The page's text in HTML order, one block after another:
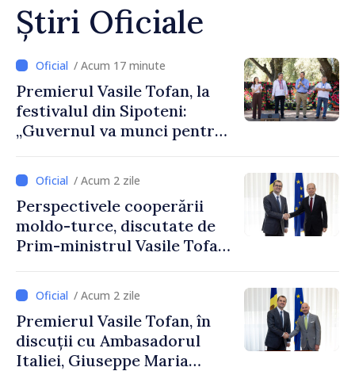
Știri Oficiale
/ Acum 17 minute
Premierul Vasile Tofan, la
festivalul din Sipoteni:
„Guvernul va munci pentru
comunitate și toți
moldovenii să prospere”
/ Acum 2 zile
Perspectivele cooperării
moldo-turce, discutate de
Prim-ministrul Vasile Tofan
Uygar Mustafa Sertel
/ Acum 2 zile
Premierul Vasile Tofan, în
discuții cu Ambasadorul
Italiei, Giuseppe Maria